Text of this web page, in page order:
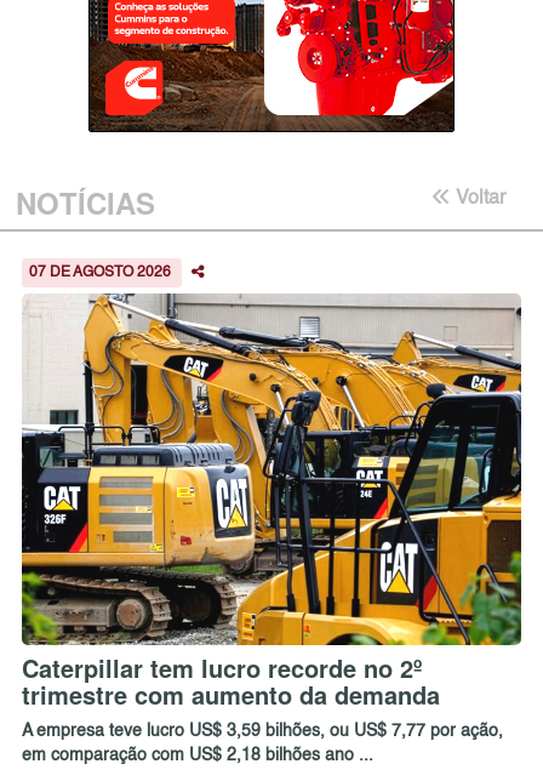
NOTÍCIAS Voltar
07 DE AGOSTO 2026
Caterpillar tem lucro recorde no 2º
trimestre com aumento da demanda
A empresa teve lucro US$ 3,59 bilhões, ou US$ 7,77 por ação,
em comparação com US$ 2,18 bilhões ano ...